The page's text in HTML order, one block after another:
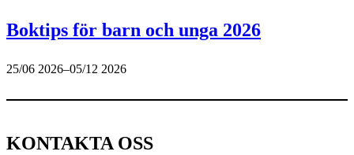
Boktips för barn och unga 2026
25/06 2026–05/12 2026
KONTAKTA OSS